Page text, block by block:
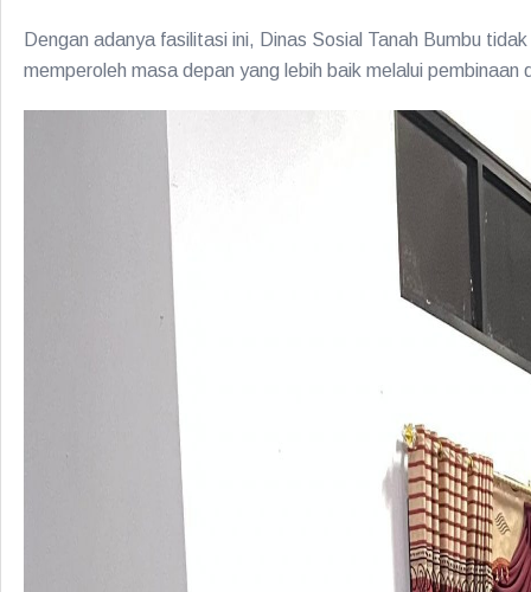
Dengan adanya fasilitasi ini, Dinas Sosial Tanah Bumbu
memperoleh masa depan yang lebih baik melalui